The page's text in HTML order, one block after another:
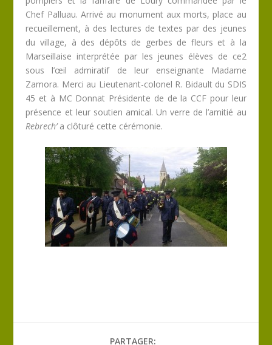
Chef Palluau. Arrivé au monument aux morts, place au
recueillement, à des lectures de textes par des jeunes
du village, à des dépôts de gerbes de fleurs et à la
Marseillaise interprétée par les jeunes élèves de ce2
sous l’œil admiratif de leur enseignante Madame
Zamora. Merci au Lieutenant-colonel R. Bidault du SDIS
45 et à MC Donnat Présidente de de la CCF pour leur
présence et leur soutien amical. Un verre de l’amitié au
Rebrech’a clôturé cette cérémonie.
PARTAGER: